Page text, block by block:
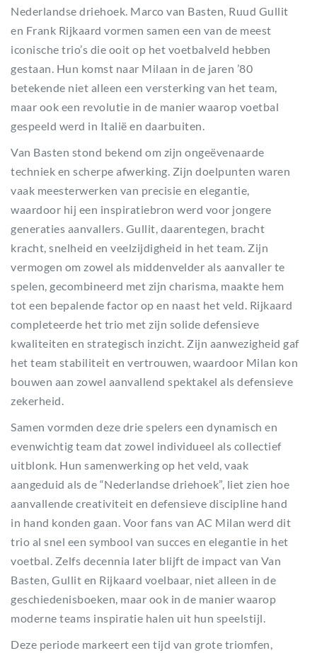
Nederlandse driehoek. Marco van Basten, Ruud Gullit
en Frank Rijkaard vormen samen een van de meest
iconische trio’s die ooit op het voetbalveld hebben
gestaan. Hun komst naar Milaan in de jaren ’80
betekende niet alleen een versterking van het team,
maar ook een revolutie in de manier waarop voetbal
gespeeld werd in Italië en daarbuiten.
Van Basten stond bekend om zijn ongeëvenaarde
techniek en scherpe afwerking. Zijn doelpunten waren
vaak meesterwerken van precisie en elegantie,
waardoor hij een inspiratiebron werd voor jongere
generaties aanvallers. Gullit, daarentegen, bracht
kracht, snelheid en veelzijdigheid in het team. Zijn
vermogen om zowel als middenvelder als aanvaller te
spelen, gecombineerd met zijn charisma, maakte hem
tot een bepalende factor op en naast het veld. Rijkaard
completeerde het trio met zijn solide defensieve
kwaliteiten en strategisch inzicht. Zijn aanwezigheid gaf
het team stabiliteit en vertrouwen, waardoor Milan kon
bouwen aan zowel aanvallend spektakel als defensieve
zekerheid.
Samen vormden deze drie spelers een dynamisch en
evenwichtig team dat zowel individueel als collectief
uitblonk. Hun samenwerking op het veld, vaak
aangeduid als de “Nederlandse driehoek”, liet zien hoe
aanvallende creativiteit en defensieve discipline hand
in hand konden gaan. Voor fans van AC Milan werd dit
trio al snel een symbool van succes en elegantie in het
voetbal. Zelfs decennia later blijft de impact van Van
Basten, Gullit en Rijkaard voelbaar, niet alleen in de
geschiedenisboeken, maar ook in de manier waarop
moderne teams inspiratie halen uit hun speelstijl.
Deze periode markeert een tijd van grote triomfen,